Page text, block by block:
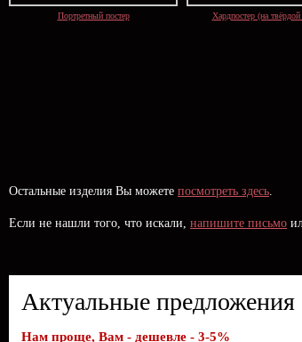
Портретный постер Хардпостер (на твёрдой
Остальные изделия Вы можете посмотреть здесь.
Если не нашли того, что искали, напишите письмо
Актуальные предложения
Нам проще, Вам - дешевле - 3-5%